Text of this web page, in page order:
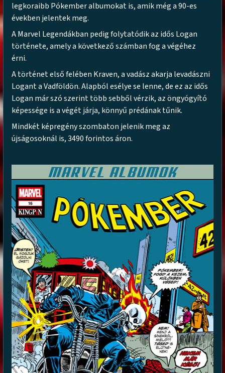
legkoraibb Pókember albumokat is, amik még a 90-es
években jelentek meg.
A Marvel Legendákban pedig folytatódik az idős Logan
története, amely a következő számban fog a végéhez
érni.
A történet első felében Kraven, a vadász akarja levadászni
Logant a Vadföldön. Alapból esélye se lenne, de ez az idős
Logan már szó szerint több sebből vérzik, az öngyógyító
képessége is a végét járja, könnyű prédának tűnik.
Mindkét képregény szombaton jelenik meg az
újságosoknál is, 3490 forintos áron.